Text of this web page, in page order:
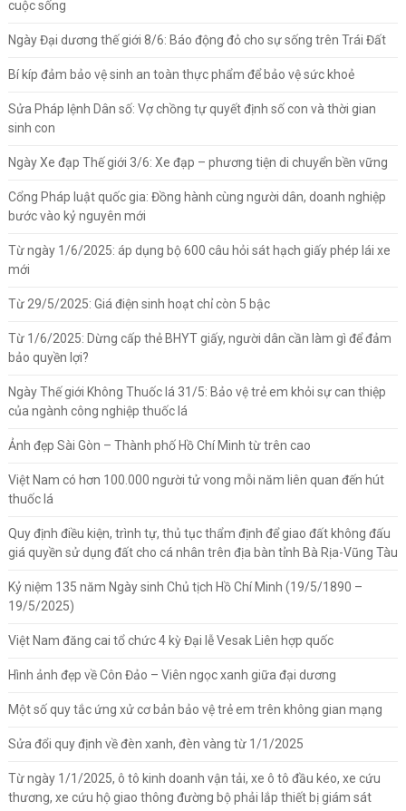
cuộc sống
Ngày Đại dương thế giới 8/6: Báo động đỏ cho sự sống trên Trái Đất
Bí kíp đảm bảo vệ sinh an toàn thực phẩm để bảo vệ sức khoẻ
Sửa Pháp lệnh Dân số: Vợ chồng tự quyết định số con và thời gian
sinh con
Ngày Xe đạp Thế giới 3/6: Xe đạp – phương tiện di chuyển bền vững
Cổng Pháp luật quốc gia: Đồng hành cùng người dân, doanh nghiệp
bước vào kỷ nguyên mới
Từ ngày 1/6/2025: áp dụng bộ 600 câu hỏi sát hạch giấy phép lái xe
mới
Từ 29/5/2025: Giá điện sinh hoạt chỉ còn 5 bậc
Từ 1/6/2025: Dừng cấp thẻ BHYT giấy, người dân cần làm gì để đảm
bảo quyền lợi?
Ngày Thế giới Không Thuốc lá 31/5: Bảo vệ trẻ em khỏi sự can thiệp
của ngành công nghiệp thuốc lá
Ảnh đẹp Sài Gòn – Thành phố Hồ Chí Minh từ trên cao
Việt Nam có hơn 100.000 người tử vong mỗi năm liên quan đến hút
thuốc lá
Quy định điều kiện, trình tự, thủ tục thẩm định để giao đất không đấu
giá quyền sử dụng đất cho cá nhân trên địa bàn tỉnh Bà Rịa-Vũng Tàu
Kỷ niệm 135 năm Ngày sinh Chủ tịch Hồ Chí Minh (19/5/1890 –
19/5/2025)
Việt Nam đăng cai tổ chức 4 kỳ Đại lễ Vesak Liên hợp quốc
Hình ảnh đẹp về Côn Đảo – Viên ngọc xanh giữa đại dương
Một số quy tắc ứng xử cơ bản bảo vệ trẻ em trên không gian mạng
Sửa đổi quy định về đèn xanh, đèn vàng từ 1/1/2025
Từ ngày 1/1/2025, ô tô kinh doanh vận tải, xe ô tô đầu kéo, xe cứu
thương, xe cứu hộ giao thông đường bộ phải lắp thiết bị giám sát